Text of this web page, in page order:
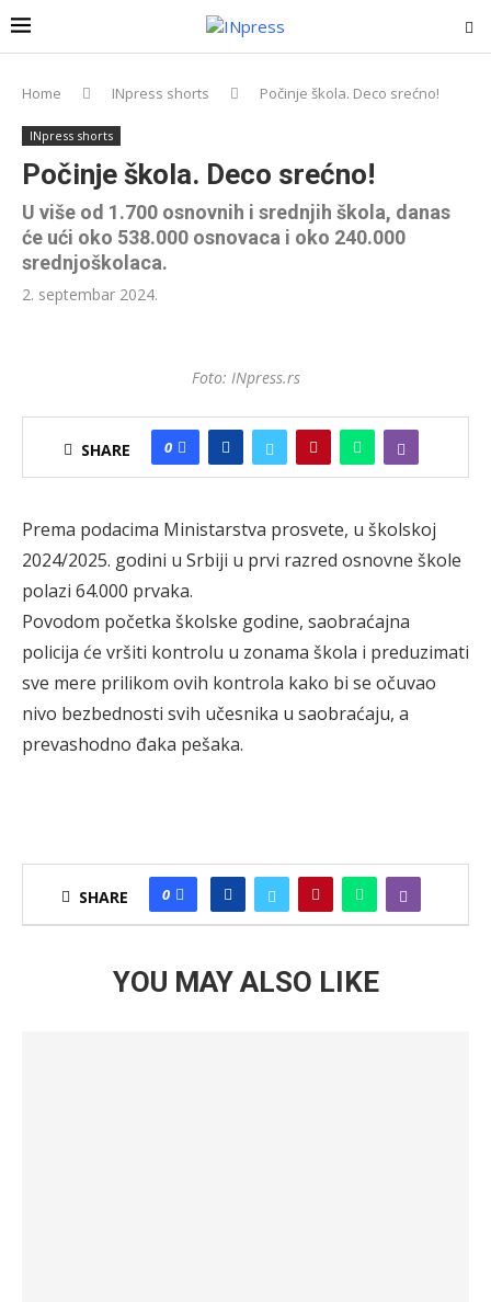
Home INpress shorts Počinje škola. Deco srećno!
INpress shorts
Počinje škola. Deco srećno!
U više od 1.700 osnovnih i srednjih škola, danas
će ući oko 538.000 osnovaca i oko 240.000
srednjoškolaca.
2. septembar 2024.
Foto: INpress.rs
SHARE 0
Prema podacima Ministarstva prosvete, u školskoj
2024/2025. godini u Srbiji u prvi razred osnovne škole
polazi 64.000 prvaka.
Povodom početka školske godine, saobraćajna
policija će vršiti kontrolu u zonama škola i preduzimati
sve mere prilikom ovih kontrola kako bi se očuvao
nivo bezbednosti svih učesnika u saobraćaju, a
prevashodno đaka pešaka.
SHARE 0
YOU MAY ALSO LIKE